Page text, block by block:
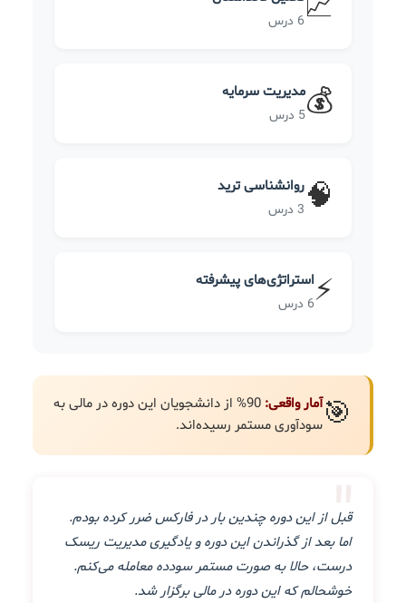
📈 6 درس
💰مدیریت سرمایه
5 درس
🧠روانشناسی ترید
3 درس
⚡استراتژی‌های پیشرفته
6 درس
🎯آمار واقعی:
90% از دانشجویان این دوره در مالی به
سودآوری مستمر رسیده‌اند.
"
قبل از این دوره چندین بار در فارکس ضرر کرده بودم.
اما بعد از گذراندن این دوره و یادگیری مدیریت ریسک
درست، حالا به صورت مستمر سودده معامله می‌کنم.
خوشحالم که این دوره در مالی برگزار شد.